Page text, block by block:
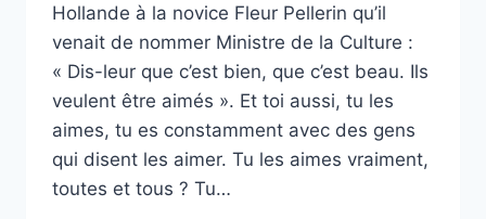
Hollande à la novice Fleur Pellerin qu’il
venait de nommer Ministre de la Culture :
« Dis-leur que c’est bien, que c’est beau. Ils
veulent être aimés ». Et toi aussi, tu les
aimes, tu es constamment avec des gens
qui disent les aimer. Tu les aimes vraiment,
toutes et tous ? Tu…